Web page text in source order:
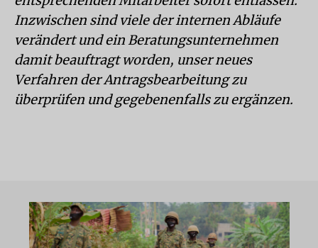
Inzwischen sind viele der internen Abläufe
verändert und ein Beratungsunternehmen
damit beauftragt worden, unser neues
Verfahren der Antragsbearbeitung zu
überprüfen und gegebenenfalls zu ergänzen.